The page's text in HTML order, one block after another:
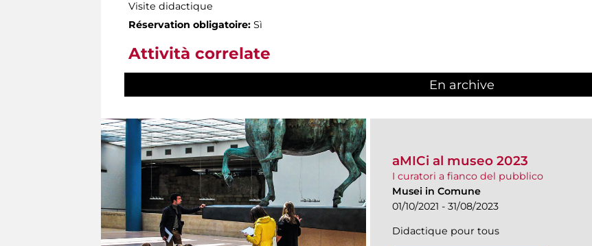
Visite didactique
Réservation obligatoire: Sì
Attività correlate
En archive
aMICi al museo 2023
I curatori a fianco del pubblico
Musei in Comune
01/10/2021 - 31/08/2023
Didactique pour tous